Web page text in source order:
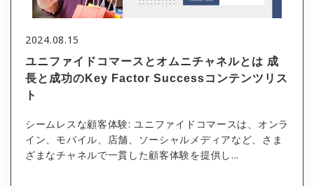
2024.08.15
ユニファイドコマースとオムニチャネルとは 成
長と成功のKey Factor Successコンテンツリス
ト
シームレスな顧客体験: ユニファイドコマースは、オンラ
イン、モバイル、店舗、ソーシャルメディアなど、さま
ざまなチャネルで一貫した顧客体験を提供し...